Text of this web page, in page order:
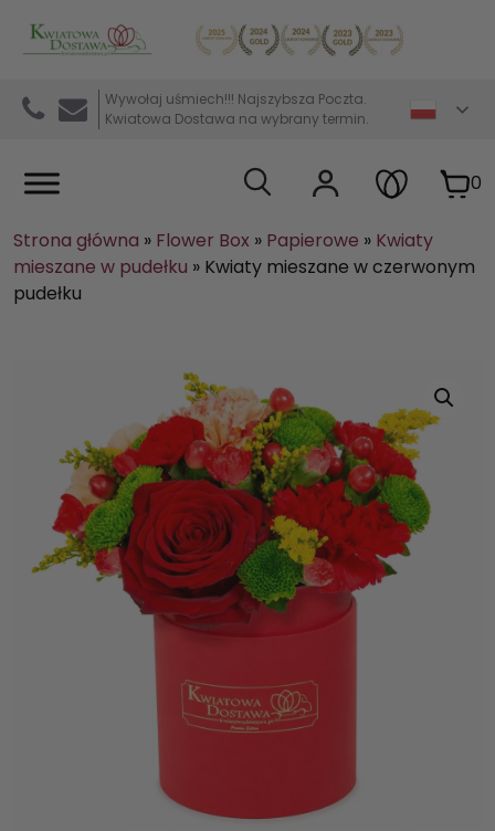
Kwiaciarnia internetowa Kwiatowa Dostawa
Wywołaj uśmiech!!! Najszybsza Poczta.
Kwiatowa Dostawa na wybrany termin.
0
Strona główna » Flower Box » Papierowe » Kwiaty
mieszane w pudełku » Kwiaty mieszane w czerwonym
pudełku